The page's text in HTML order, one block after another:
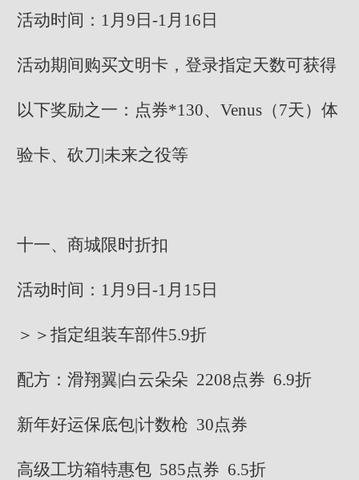
活动时间：1月9日-1月16日
活动期间购买文明卡，登录指定天数可获得
以下奖励之一：点券*130、Venus（7天）体
验卡、砍刀|未来之役等
十一、商城限时折扣
活动时间：1月9日-1月15日
＞＞指定组装车部件5.9折
配方：滑翔翼|白云朵朵 2208点券 6.9折
新年好运保底包|计数枪 30点券
高级工坊箱特惠包 585点券 6.5折